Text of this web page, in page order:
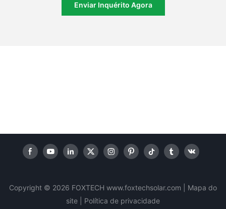
Enviar Inquérito Agora
Copyright © 2026 FOXTECH www.foxtechsolar.com
Mapa do
site |
Política de privacidade